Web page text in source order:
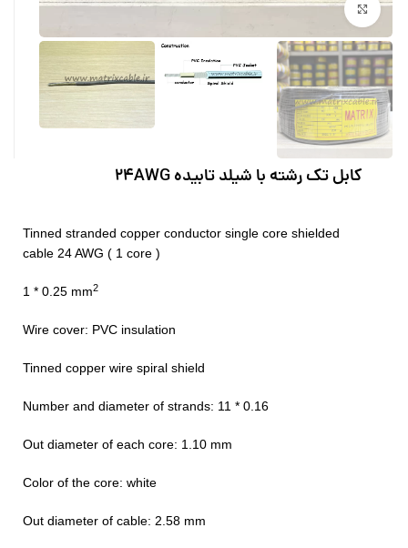
بزرگنمایی تصویر
کابل تک رشته با شیلد تابیده 24AWG
Tinned stranded copper conductor single core shielded
cable 24 AWG ( 1 core )
1 * 0.25 mm2
Wire cover: PVC insulation
Tinned copper wire spiral shield
Number and diameter of strands: 11 * 0.16
Out diameter of each core: 1.10 mm
Color of the core: white
Out diameter of cable: 2.58 mm